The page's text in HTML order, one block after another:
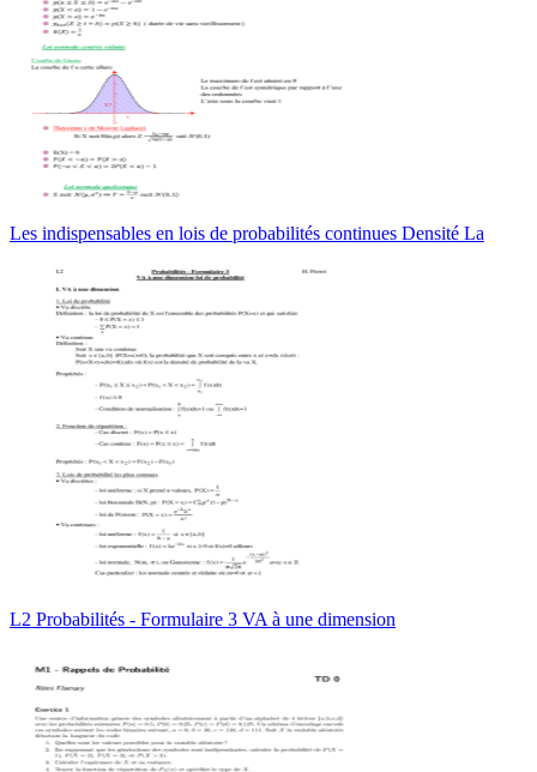
Les indispensables en lois de probabilités continues Densité La
L2 Probabilités - Formulaire 3 VA à une dimension